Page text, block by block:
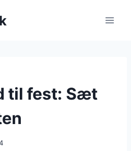
til fest: Sæt